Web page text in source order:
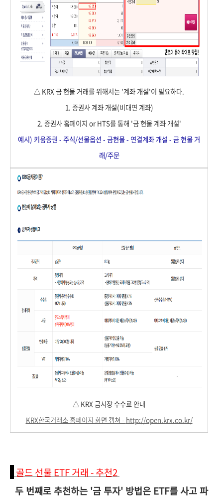
△ KRX 금 현물 거래를 위해서는 '계좌 개설'이 필요하다.
1. 증권사 계좌 개설(비대면 계좌)
2. 증권사 홈페이지 or HTS를 통해 '금 현물 계좌 개설'
예시) 키움증권 - 주식/선물옵션 - 금현물 - 연결계좌 개설 - 금 현물 거
래/주문
△ KRX 금시장 수수료 안내
KRX한국거래소 홈페이지 화면 캡쳐 - http://open.krx.co.kr/
골드 선물 ETF 거래 - 추천2
두 번째로 추천하는 '금 투자' 방법은 ETF를 사고 파